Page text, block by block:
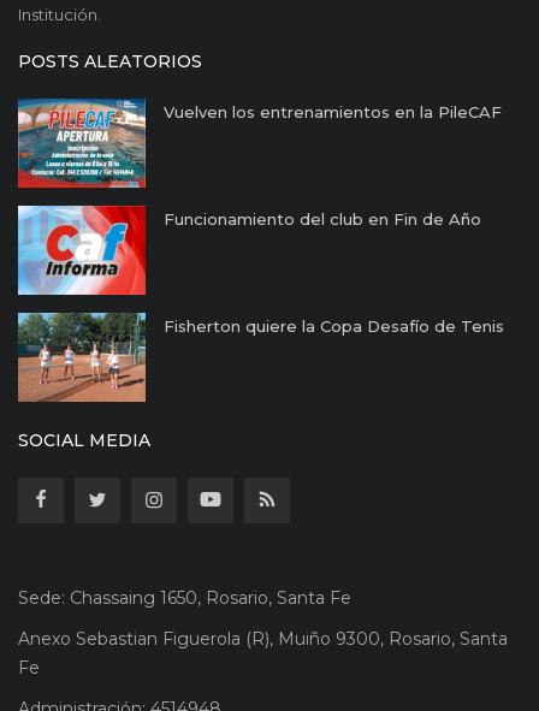
Institución.
POSTS ALEATORIOS
Vuelven los entrenamientos en la PileCAF
Funcionamiento del club en Fin de Año
Fisherton quiere la Copa Desafío de Tenis
SOCIAL MEDIA
Sede: Chassaing 1650, Rosario, Santa Fe
Anexo Sebastian Figuerola (R), Muiño 9300, Rosario, Santa
Fe